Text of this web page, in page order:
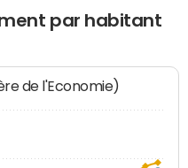
par habitant
de l'Economie)